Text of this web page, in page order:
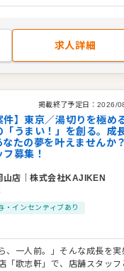
求人詳細
掲載終了予定日： 2026/
件】東京／湯切りを極め
「うまい！」を創る。成
なたの夢を叶えませんか
募集！
山店 ｜株式会社KAJIKEN
・インセンティブあり
、一人前。」そんな成長を実
「歌志軒」で、店舗スタッフ